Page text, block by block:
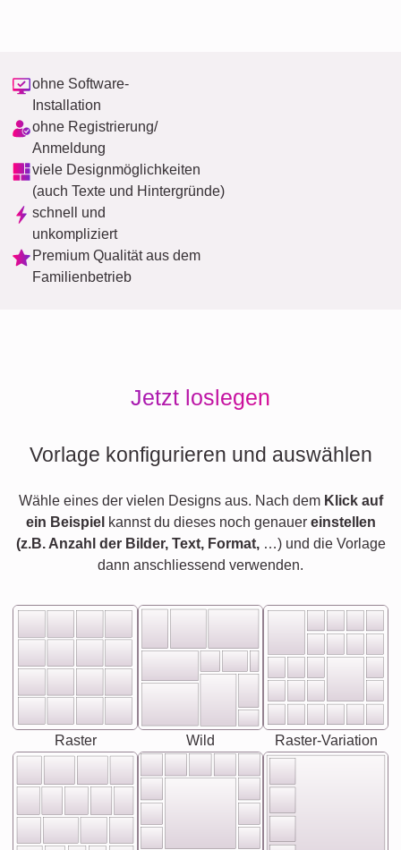
ohne Software-
Installation
ohne Registrierung/
Anmeldung
viele Designmöglichkeiten
(auch Texte und Hintergründe)
schnell und
unkompliziert
Premium Qualität aus dem
Familienbetrieb
Jetzt loslegen
Vorlage konfigurieren und auswählen
Wähle eines der vielen Designs aus. Nach dem Klick auf
ein Beispiel kannst du dieses noch genauer einstellen
(z.B. Anzahl der Bilder, Text, Format,…) und die Vorlage
dann anschliessend verwenden.
Raster Wild Raster-Variation